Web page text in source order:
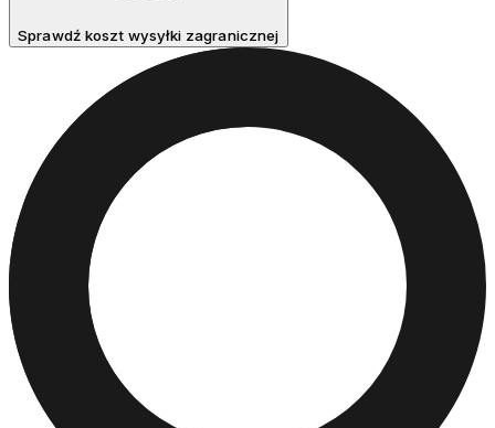
Sprawdź koszt wysyłki zagranicznej